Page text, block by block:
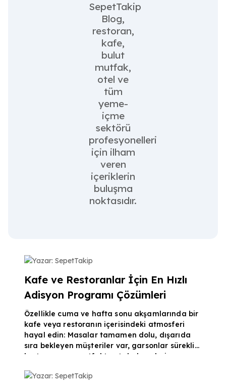
SepetTakip
Blog,
restoran,
kafe,
bulut
mutfak,
otel ve
tüm
yeme-
içme
sektörü
profesyonelleri
için ilham
veren
içeriklerin
buluşma
noktasıdır.
Yazar: SepetTakip
Kafe ve Restoranlar İçin En Hızlı
Adisyon Programı Çözümleri
Özellikle cuma ve hafta sonu akşamlarında bir
kafe veya restoranın içerisindeki atmosferi
hayal edin: Masalar tamamen dolu, dışarıda
sıra bekleyen müşteriler var, garsonlar sürekli
koşturuyor ve mutfaktan tabak sesleri
altyapısı olmadığında hızla bir kafe kâbusuna
Yazar: SepetTakip